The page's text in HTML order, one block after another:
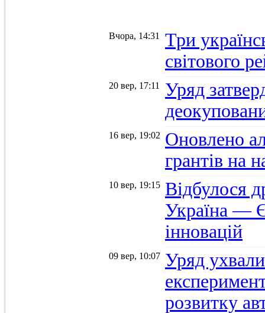
Вчора, 14:31
Три
світового
20 вер, 17:11
Уряд
16 вер, 19:02 Оновлено
грантів на
10 вер, 19:15 Відбулося
Україна —
інновацій
09 вер, 10:07 Уряд
розвитку